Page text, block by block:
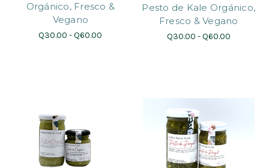
Orgánico, Fresco &
Vegano
Q30.00 - Q60.00
Pesto de Kale Orgánico,
Fresco & Vegano
Q30.00 - Q60.00